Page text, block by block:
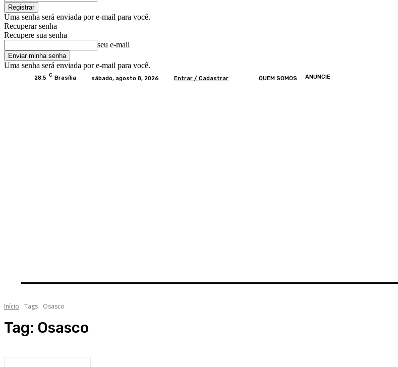
Uma senha será enviada por e-mail para você.
Recuperar senha
Recupere sua senha
seu e-mail
Uma senha será enviada por e-mail para você.
28.5 C Brasília sábado, agosto 8, 2026 Entrar / Cadastrar QUEM SOMOS ANUNCIE
Início Tags Osasco
Tag: Osasco